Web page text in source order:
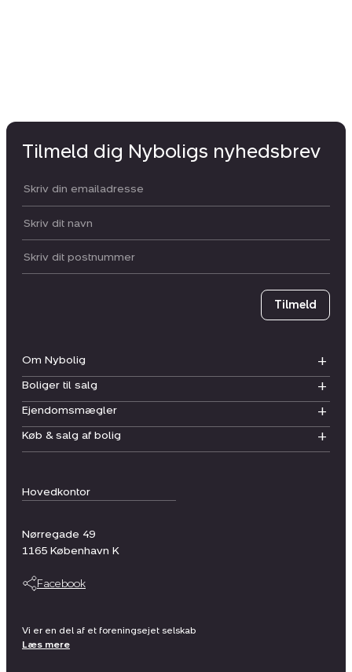
Hovedkontor
Nørregade 49
1165 København K
Facebook
Om Nybolig
Boliger til salg
Ejendomsmægler
Køb & salg af bolig
Tilmeld dig Nyboligs nyhedsbrev
Din email:
Dit navn:
Postnummer
Tilmeld
Vi er en del af et foreningsejet selskab
Læs mere